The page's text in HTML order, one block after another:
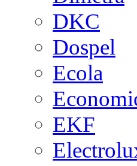
DKC
Dospel
Ecola
EKF